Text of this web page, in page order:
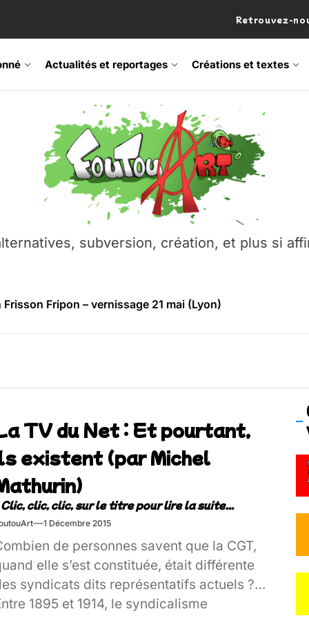
Retrouvez-
Actualités et reportages Créations et textes
subversion, création, et plus si
Fripon – vernissage 21 mai (Lyon)
Festival – Samedi 18 juillet (Vaulx-en-Velin)
Ŝtono, un livre réalisé par Michaël Moretti & Pierre Lacôte
contre l’A412 à l’Établi (Haute-Savoie)
Fripon – vernissage 21 mai (Lyon)
Festival – Samedi 18 juillet (Vaulx-en-Velin)
TV du Net : Et pourtant,
existent (par Michel
1 Décembre 2015
de personnes savent que la CGT,
elle s’est constituée, était différente
syndicats dits représentatifs actuels ?
1895 et 1914, le syndicalisme